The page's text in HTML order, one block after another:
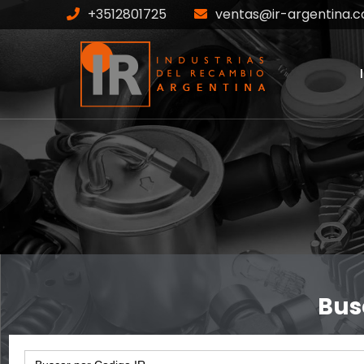
+3512801725 ventas@ir-
IR-81-05567
Home Productos IR-81-05567
Search